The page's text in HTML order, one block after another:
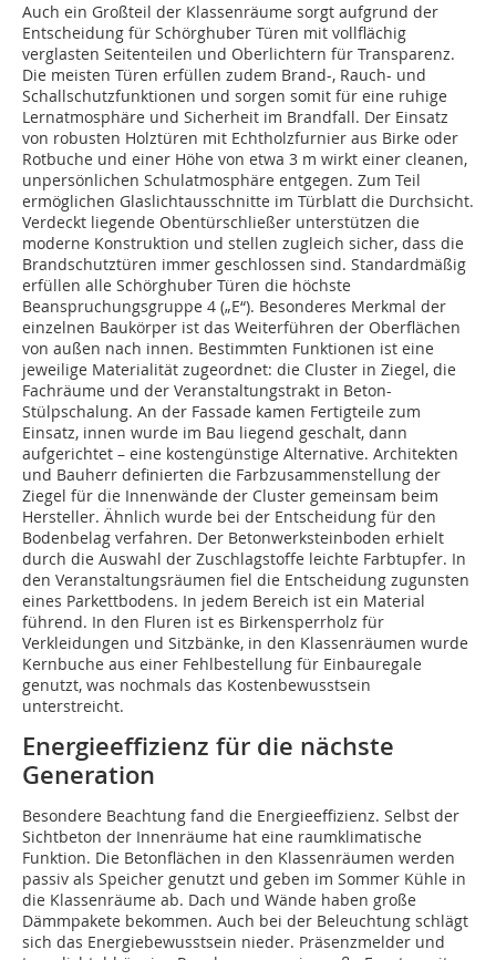
Auch ein Großteil der Klassenräume sorgt aufgrund der
Entscheidung für Schörghuber Türen mit vollflächig
verglasten Seitenteilen und Oberlichtern für Transparenz.
Die meisten Türen erfüllen zudem Brand-, Rauch- und
Schallschutzfunktionen und sorgen somit für eine ruhige
Lernatmosphäre und Sicherheit im Brandfall. Der Einsatz
von robusten Holztüren mit Echtholzfurnier aus Birke oder
Rotbuche und einer Höhe von etwa 3 m wirkt einer cleanen,
unpersönlichen Schulatmosphäre entgegen. Zum Teil
ermöglichen Glaslichtausschnitte im Türblatt die Durchsicht.
Verdeckt liegende Obentürschließer unterstützen die
moderne Konstruktion und stellen zugleich sicher, dass die
Brandschutztüren immer geschlossen sind. Standardmäßig
erfüllen alle Schörghuber Türen die höchste
Beanspruchungsgruppe 4 („E“). Besonderes Merkmal der
einzelnen Baukörper ist das Weiterführen der Oberflächen
von außen nach innen. Bestimmten Funktionen ist eine
jeweilige Materialität zugeordnet: die Cluster in Ziegel, die
Fachräume und der Veranstaltungstrakt in Beton-
Stülpschalung. An der Fassade kamen Fertigteile zum
Einsatz, innen wurde im Bau liegend geschalt, dann
aufgerichtet – eine kostengünstige Alternative. Architekten
und Bauherr definierten die Farbzusammenstellung der
Ziegel für die Innenwände der Cluster gemeinsam beim
Hersteller. Ähnlich wurde bei der Entscheidung für den
Bodenbelag verfahren. Der Betonwerksteinboden erhielt
durch die Auswahl der Zuschlagstoffe leichte Farbtupfer. In
den Veranstaltungsräumen fiel die Entscheidung zugunsten
eines Parkettbodens. In jedem Bereich ist ein Material
führend. In den Fluren ist es Birkensperrholz für
Verkleidungen und Sitzbänke, in den Klassenräumen wurde
Kernbuche aus einer Fehlbestellung für Einbauregale
genutzt, was nochmals das Kostenbewusstsein
unterstreicht.
Energieeffizienz für die nächste
Generation
Besondere Beachtung fand die Energieeffizienz. Selbst der
Sichtbeton der Innenräume hat eine raumklimatische
Funktion. Die Betonflächen in den Klassenräumen werden
passiv als Speicher genutzt und geben im Sommer Kühle in
die Klassenräume ab. Dach und Wände haben große
Dämmpakete bekommen. Auch bei der Beleuchtung schlägt
sich das Energiebewusstsein nieder. Präsenzmelder und